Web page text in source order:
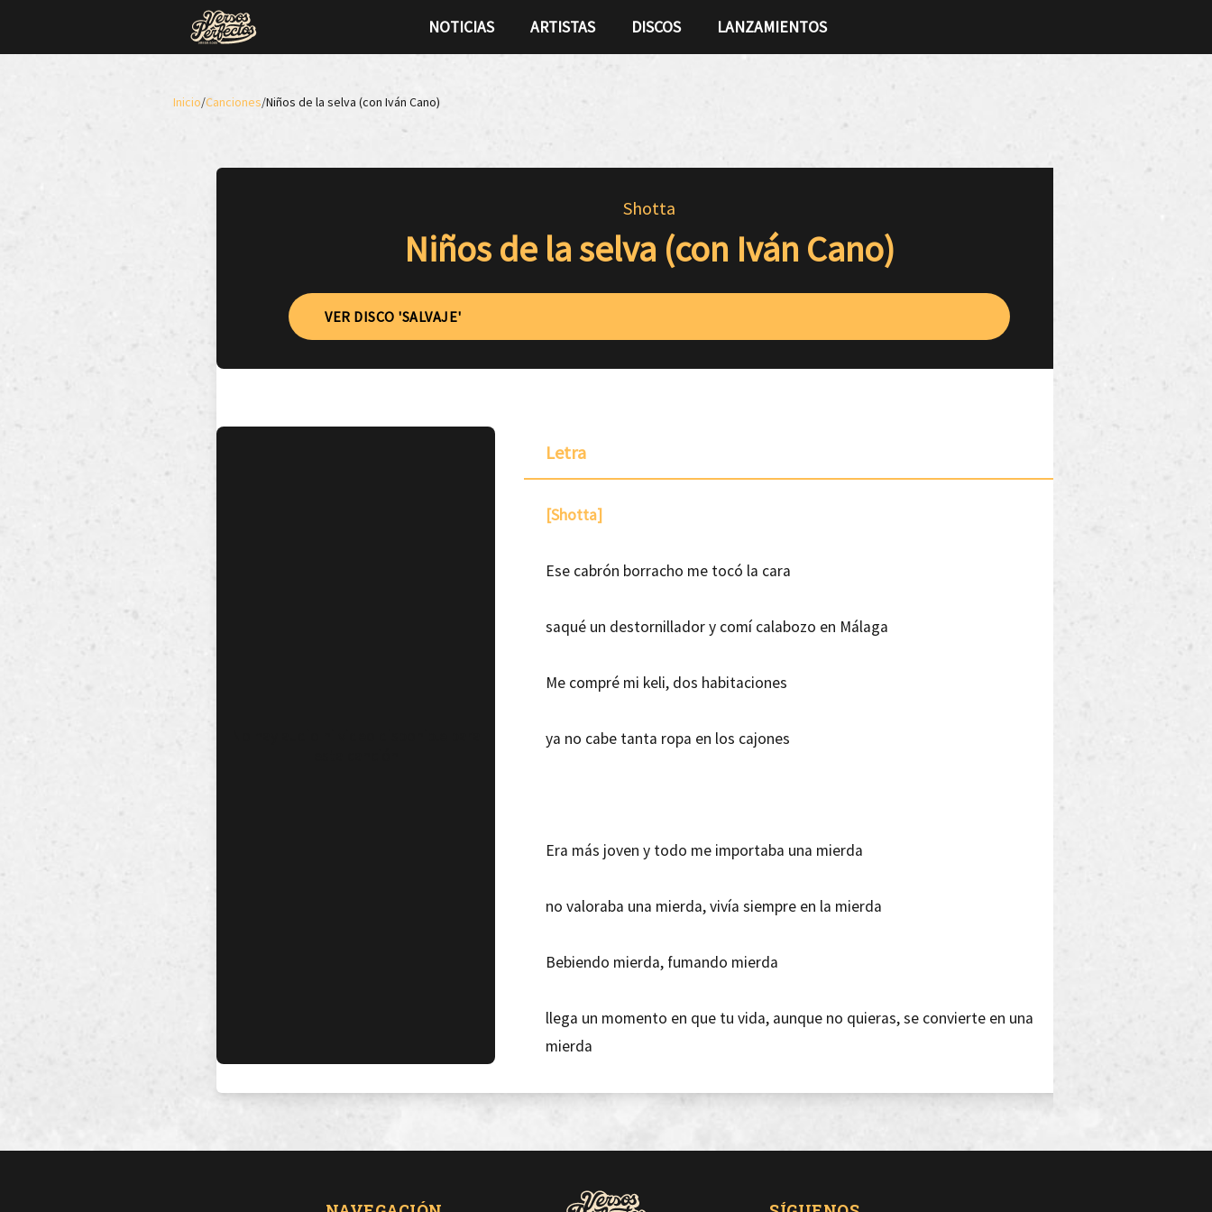
NOTICIAS ARTISTAS DISCOS LANZAMIENTOS
Inicio/Canciones/Niños de la selva (con Iván Cano)
Shotta
Niños de la selva (con Iván Cano)
VER DISCO 'SALVAJE'
Letra
[Shotta]
Ese cabrón borracho me tocó la cara
saqué un destornillador y comí calabozo en Málaga
Me compré mi keli, dos habitaciones
ya no cabe tanta ropa en los cajones
Era más joven y todo me importaba una mierda
no valoraba una mierda, vivía siempre en la mierda
Bebiendo mierda, fumando mierda
llega un momento en que tu vida, aunque no quieras, se convierte en una
mierda